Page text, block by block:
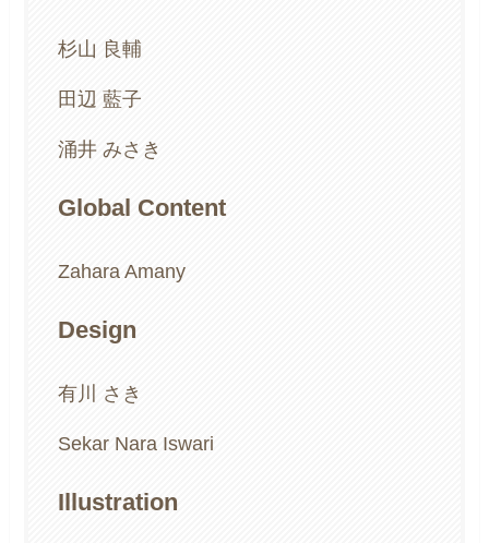
杉山 良輔
田辺 藍子
涌井 みさき
Global Content
Zahara Amany
Design
有川 さき
Sekar Nara Iswari
Illustration